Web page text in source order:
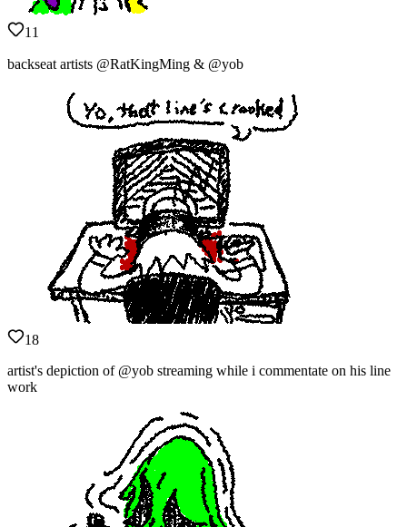
11
backseat artists @RatKingMing & @yob
18
artist's depiction of @yob streaming while i commentate on his line
work